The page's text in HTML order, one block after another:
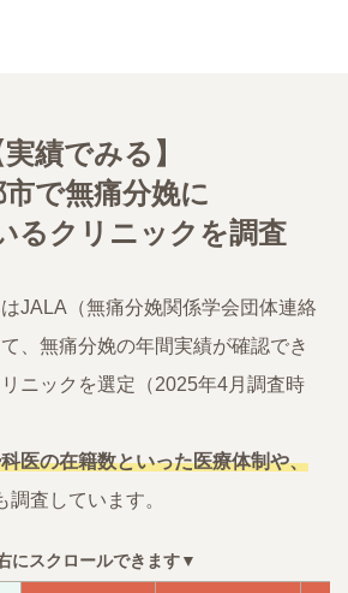
実績でみる】
市で無痛分娩に
るクリニックを調査
JALA（無痛分娩関係学会団体連絡
、無痛分娩の年間実績が確認でき
ニックを選定（2025年4月調査時
医の在籍数といった医療体制や、
調査しています。
にスクロールできます▼